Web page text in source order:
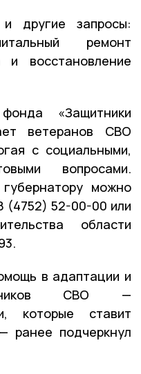
другие запросы:
ремонт
и восстановление
«Защитники
ветеранов СВО
с социальными,
вопросами.
можно
(4752) 52-00-00 или
области
в адаптации и
СВО —
которые ставит
ранее подчеркнул